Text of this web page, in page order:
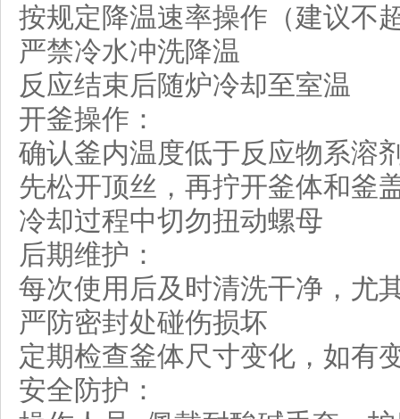
按规定降温速率操作（建议不
严禁冷水冲洗降温
反应结束后随炉冷却至室温
开釜操作：
确认釜内温度低于反应物系溶
先松开顶丝，再拧开釜体和釜
冷却过程中切勿扭动螺母
后期维护：
每次使用后及时清洗干净，尤
严防密封处碰伤损坏
定期检查釜体尺寸变化，如有
安全防护：